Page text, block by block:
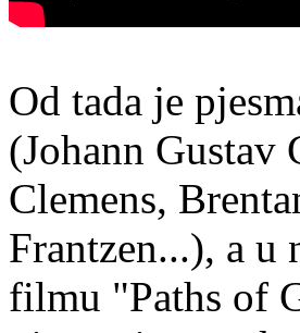
Od tada je
(Johann
Clemens,
Frantzen...), a u
filmu "Paths of